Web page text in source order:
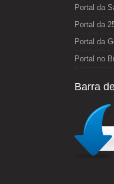
Portal da
Portal da
Portal da
Portal no
Barra